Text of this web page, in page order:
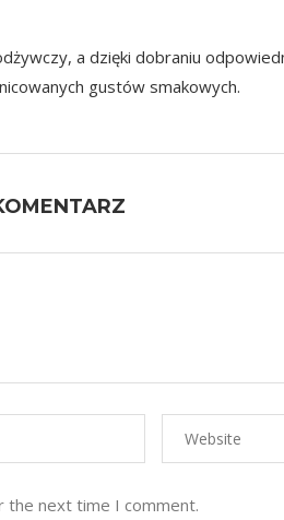
a dzięki dobraniu
gustów smakowych.
the next time I comment.